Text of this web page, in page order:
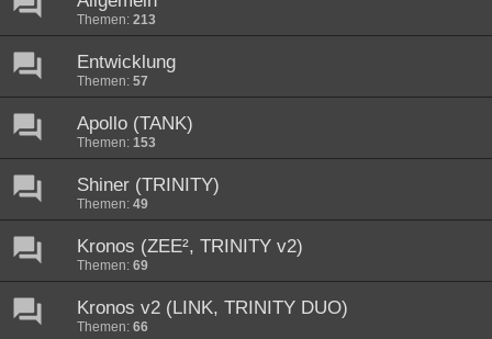
Themen: 213
Entwicklung
Themen: 57
Apollo (TANK)
Themen: 153
Shiner (TRINITY)
Themen: 49
Kronos (ZEE², TRINITY v2)
Themen: 69
Kronos v2 (LINK, TRINITY DUO)
Themen: 66